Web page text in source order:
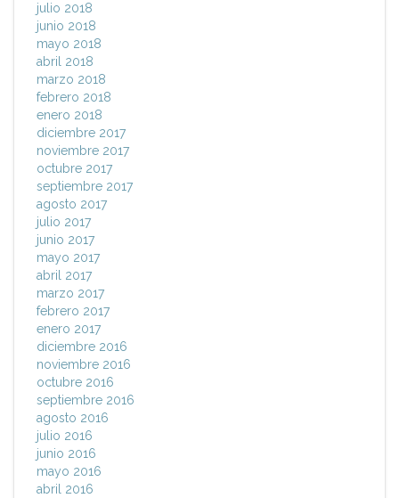
julio 2018
junio 2018
mayo 2018
abril 2018
marzo 2018
febrero 2018
enero 2018
diciembre 2017
noviembre 2017
octubre 2017
septiembre 2017
agosto 2017
julio 2017
junio 2017
mayo 2017
abril 2017
marzo 2017
febrero 2017
enero 2017
diciembre 2016
noviembre 2016
octubre 2016
septiembre 2016
agosto 2016
julio 2016
junio 2016
mayo 2016
abril 2016